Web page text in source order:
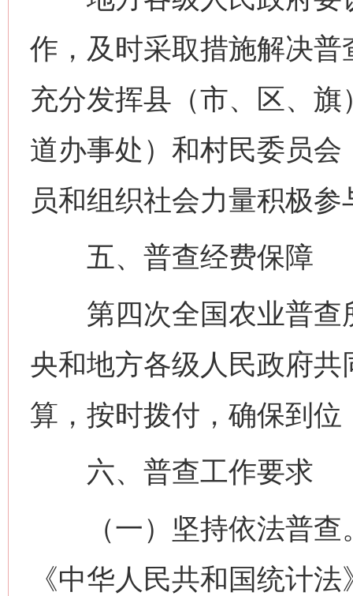
作，及时采取措施解决
充分发挥县（市、区、
道办事处）和村民委员
员和组织社会力量积极
五、普查经费保障
第四次全国农业普查
央和地方各级人民政府
算，按时拨付，确保到
六、普查工作要求
（一）坚持依法普查
《中华人民共和国统计